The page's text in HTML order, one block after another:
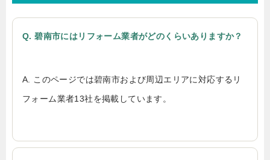
Q. 碧南市にはリフォーム業者がどのくらいありますか？
A. このページでは碧南市および周辺エリアに対応するリ
フォーム業者13社を掲載しています。